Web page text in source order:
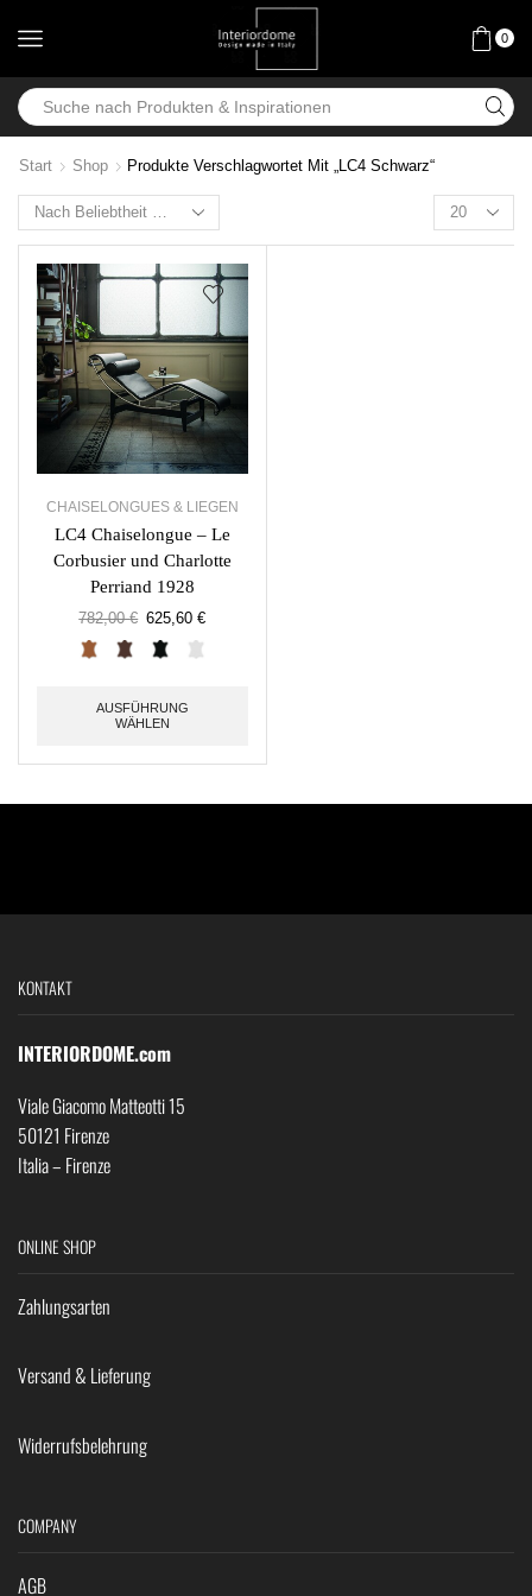
0
Start Shop Produkte Verschlagwortet Mit „LC4 Schwarz“
CHAISELONGUES & LIEGEN
LC4 Chaiselongue – Le
Corbusier und Charlotte
Perriand 1928
782,00€ 625,60€
AUSFÜHRUNG
WÄHLEN
KONTAKT
INTERIORDOME.com
Viale Giacomo Matteotti 15
50121 Firenze
Italia – Firenze
ONLINE SHOP
Zahlungsarten
Versand & Lieferung
Widerrufsbelehrung
COMPANY
AGB